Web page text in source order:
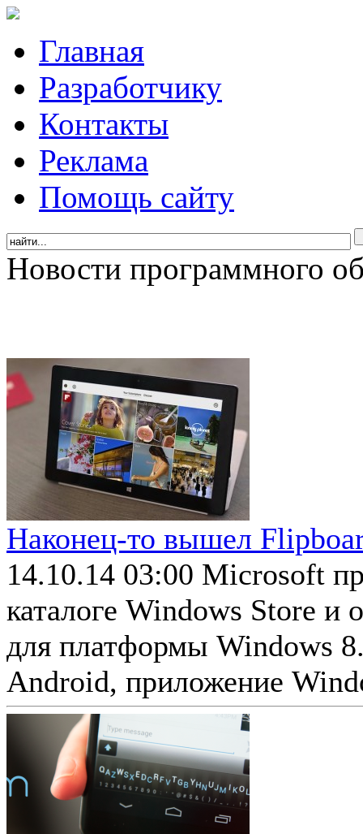
Главная
Разработчику
Контакты
Реклама
Помощь сайту
Новости программного
Наконец-то вышел
14.10.14 03:00 Microsoft
каталоге Windows Store и
для платформы Windows
Android, приложение